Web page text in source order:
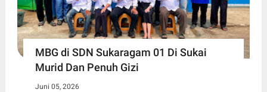
MBG di SDN Sukaragam 01 Di Sukai
Murid Dan Penuh Gizi
Juni 05, 2026